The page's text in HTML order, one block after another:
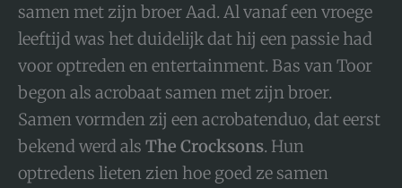
samen met zijn broer Aad. Al vanaf een vroege
leeftijd was het duidelijk dat hij een passie had
voor optreden en entertainment. Bas van Toor
begon als acrobaat samen met zijn broer.
Samen vormden zij een acrobatenduo, dat eerst
bekend werd als The Crocksons. Hun
optredens lieten zien hoe goed ze samen